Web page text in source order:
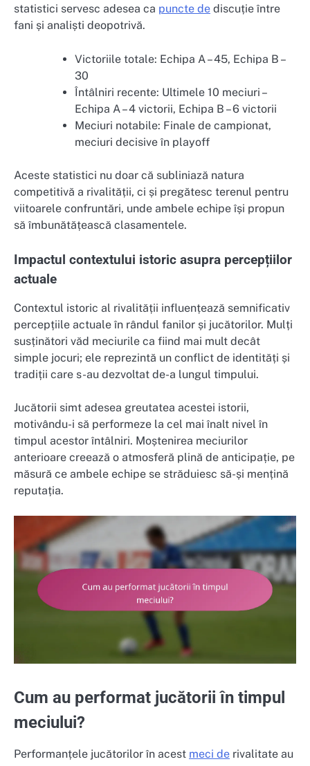
statistici servesc adesea ca puncte de discuție între
fani și analiști deopotrivă.
Victoriile totale: Echipa A – 45, Echipa B –
30
Întâlniri recente: Ultimele 10 meciuri –
Echipa A – 4 victorii, Echipa B – 6 victorii
Meciuri notabile: Finale de campionat,
meciuri decisive în playoff
Aceste statistici nu doar că subliniază natura
competitivă a rivalității, ci și pregătesc terenul pentru
viitoarele confruntări, unde ambele echipe își propun
să îmbunătățească clasamentele.
Impactul contextului istoric asupra percepțiilor
actuale
Contextul istoric al rivalității influențează semnificativ
percepțiile actuale în rândul fanilor și jucătorilor. Mulți
susținători văd meciurile ca fiind mai mult decât
simple jocuri; ele reprezintă un conflict de identități și
tradiții care s-au dezvoltat de-a lungul timpului.
Jucătorii simt adesea greutatea acestei istorii,
motivându-i să performeze la cel mai înalt nivel în
timpul acestor întâlniri. Moștenirea meciurilor
anterioare creează o atmosferă plină de anticipație, pe
măsură ce ambele echipe se străduiesc să-și mențină
reputația.
Cum au performat jucătorii în timpul
meciului?
Performanțele jucătorilor în acest meci de rivalitate au